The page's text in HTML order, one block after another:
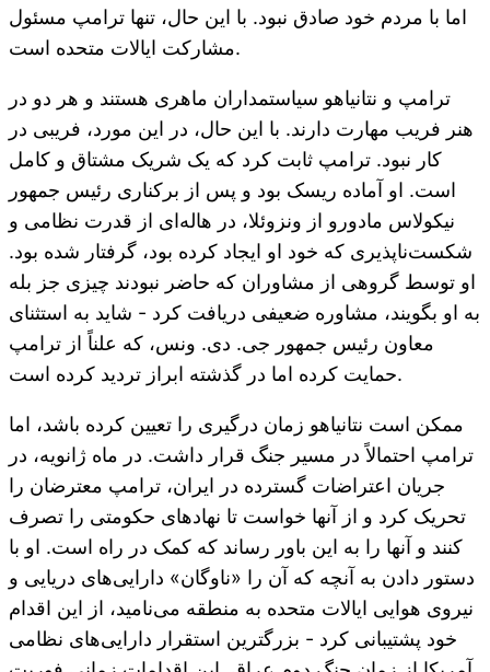
اما با مردم خود صادق نبود. با این حال، تنها ترامپ مسئول
مشارکت ایالات متحده است.
ترامپ و نتانیاهو سیاستمداران ماهری هستند و هر دو در
هنر فریب مهارت دارند. با این حال، در این مورد، فریبی در
کار نبود. ترامپ ثابت کرد که یک شریک مشتاق و کامل
است. او آماده ریسک بود و پس از برکناری رئیس جمهور
نیکولاس مادورو از ونزوئلا، در هاله‌ای از قدرت نظامی و
شکست‌ناپذیری که خود او ایجاد کرده بود، گرفتار شده بود.
او توسط گروهی از مشاوران که حاضر نبودند چیزی جز بله
به او بگویند، مشاوره ضعیفی دریافت کرد - شاید به استثنای
معاون رئیس جمهور جی. دی. ونس، که علناً از ترامپ
حمایت کرده اما در گذشته ابراز تردید کرده است.
ممکن است نتانیاهو زمان درگیری را تعیین کرده باشد، اما
ترامپ احتمالاً در مسیر جنگ قرار داشت. در ماه ژانویه، در
جریان اعتراضات گسترده در ایران، ترامپ معترضان را
تحریک کرد و از آنها خواست تا نهادهای حکومتی را تصرف
کنند و آنها را به این باور رساند که کمک در راه است. او با
دستور دادن به آنچه که آن را «ناوگان» دارایی‌های دریایی و
نیروی هوایی ایالات متحده به منطقه می‌نامید، از این اقدام
خود پشتیبانی کرد - بزرگترین استقرار دارایی‌های نظامی